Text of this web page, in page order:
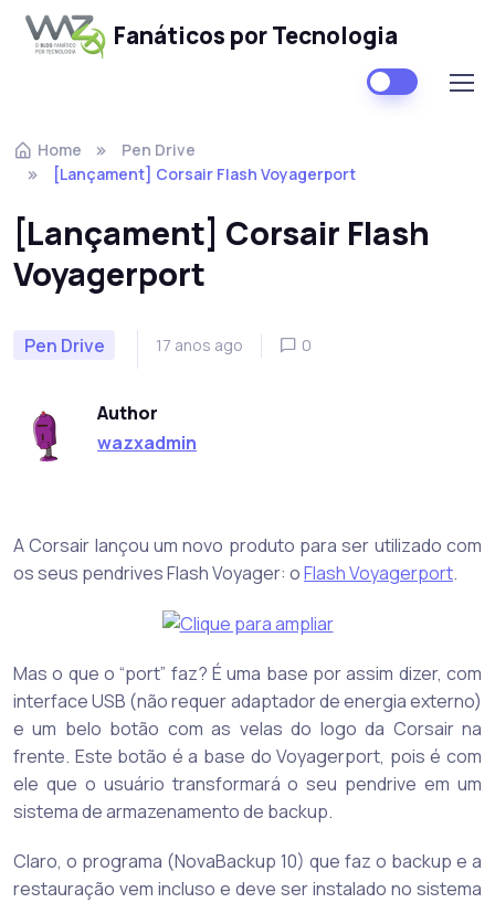
Fanáticos por Tecnologia
Home
Pen Drive
[Lançament] Corsair Flash Voyagerport
[Lançament] Corsair Flash
Voyagerport
Pen Drive 17 anos ago 0
Author
wazxadmin
A Corsair lançou um novo produto para ser utilizado com
os seus pendrives Flash Voyager: oFlash Voyagerport.
Mas o que o “port” faz? É uma base por assim dizer, com
interface USB (não requer adaptador de energia externo)
e um belo botão com as velas do logo da Corsair na
frente. Este botão é a base do Voyagerport, pois é com
ele que o usuário transformará o seu pendrive em um
sistema de armazenamento de backup.
Claro, o programa (NovaBackup 10) que faz o backup e a
restauração vem incluso e deve ser instalado no sistema